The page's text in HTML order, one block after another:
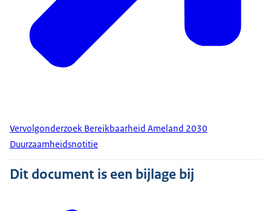
Vervolgonderzoek Bereikbaarheid Ameland 2030
Duurzaamheidsnotitie
Dit document is een bijlage bij